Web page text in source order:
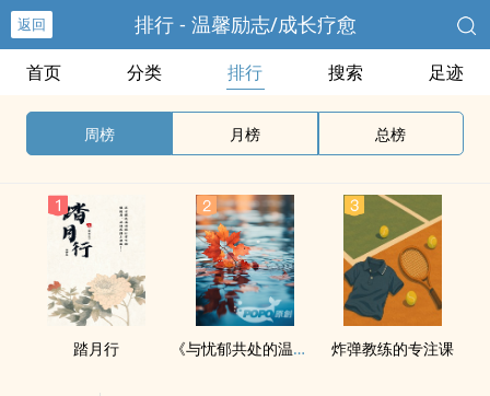
返回 排行 - 温馨励志/成长疗愈
首页 分类 排行 搜索 足迹
周榜 月榜 总榜
踏月行 《与忧郁共处的温柔练习》 炸弹教练的专注课